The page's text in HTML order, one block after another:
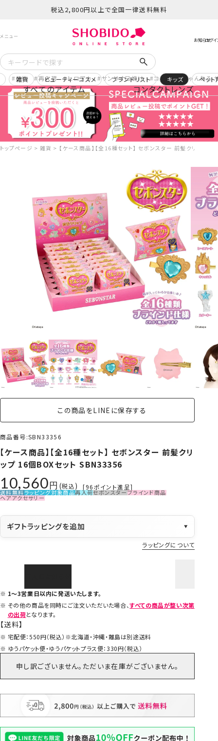
税込2,800円以上で全国一律送料無料
予約 再入荷 ヒロアカ サンリオ日焼け コスメヲタちゃんねる
すべてのアイテム コンタクトレンズ
雑貨 ビューティーコスメ ブランドリスト キッズ ペッ
トップページ 雑貨 【ケース商品】【全16種セット】 セボンスター 前髪クリップ
この商品をLINEに保存する
商品番号 SBN33356
【ケース商品】【全16種セット】 セボンスター 前髪クリ
ップ 16個BOXセット SBN33356
10,560 税込 [96ポイント進呈]
送料無料ラッピング対象商品再入荷セボンスターブラインド商品
ヘアアクセサリー
ギフトラッピングを追加 ▼
ラッピングについて
1～3営業日以内に発送いたします。
その他の商品を同時にご注文いただいた場合、すべての商品が整い次第
の出荷となります。
【送料】
宅配便：550円（税込）※北海道・沖縄・離島は別途送料
ゆうパケット便・ゆうパケットプラス便：330円（税込）
申し訳ございません。ただいま在庫がございません。